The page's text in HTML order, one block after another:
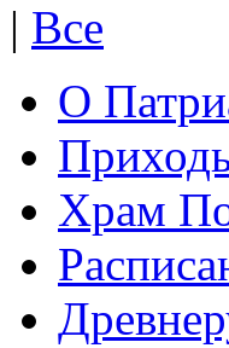
| Все
О
Храм